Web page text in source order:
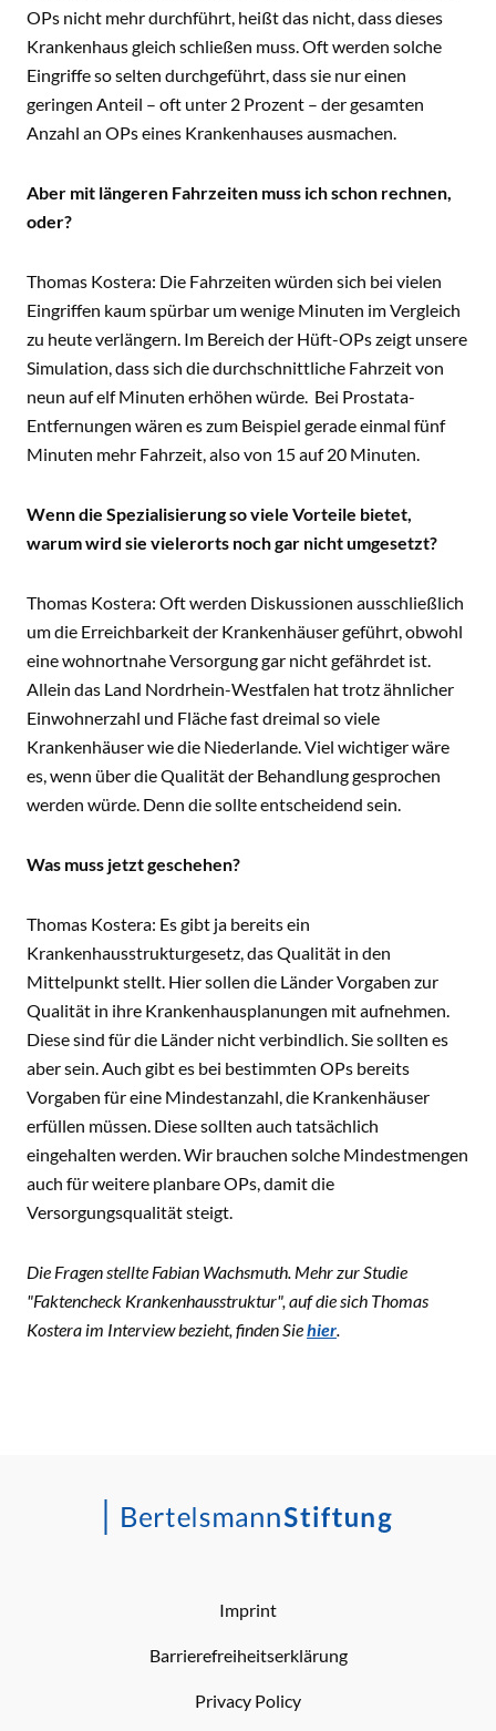
OPs nicht mehr durchführt, heißt das nicht, dass dieses
Krankenhaus gleich schließen muss. Oft werden solche
Eingriffe so selten durchgeführt, dass sie nur einen
geringen Anteil – oft unter 2 Prozent – der gesamten
Anzahl an OPs eines Krankenhauses ausmachen.
Aber mit längeren Fahrzeiten muss ich schon rechnen,
oder?
Thomas Kostera: Die Fahrzeiten würden sich bei vielen
Eingriffen kaum spürbar um wenige Minuten im Vergleich
zu heute verlängern. Im Bereich der Hüft-OPs zeigt unsere
Simulation, dass sich die durchschnittliche Fahrzeit von
neun auf elf Minuten erhöhen würde. Bei Prostata-
Entfernungen wären es zum Beispiel gerade einmal fünf
Minuten mehr Fahrzeit, also von 15 auf 20 Minuten.
Wenn die Spezialisierung so viele Vorteile bietet,
warum wird sie vielerorts noch gar nicht umgesetzt?
Thomas Kostera: Oft werden Diskussionen ausschließlich
um die Erreichbarkeit der Krankenhäuser geführt, obwohl
eine wohnortnahe Versorgung gar nicht gefährdet ist.
Allein das Land Nordrhein-Westfalen hat trotz ähnlicher
Einwohnerzahl und Fläche fast dreimal so viele
Krankenhäuser wie die Niederlande. Viel wichtiger wäre
es, wenn über die Qualität der Behandlung gesprochen
werden würde. Denn die sollte entscheidend sein.
Was muss jetzt geschehen?
Thomas Kostera: Es gibt ja bereits ein
Krankenhausstrukturgesetz, das Qualität in den
Mittelpunkt stellt. Hier sollen die Länder Vorgaben zur
Qualität in ihre Krankenhausplanungen mit aufnehmen.
Diese sind für die Länder nicht verbindlich. Sie sollten es
aber sein. Auch gibt es bei bestimmten OPs bereits
Vorgaben für eine Mindestanzahl, die Krankenhäuser
erfüllen müssen. Diese sollten auch tatsächlich
eingehalten werden. Wir brauchen solche Mindestmengen
auch für weitere planbare OPs, damit die
Versorgungsqualität steigt.
Die Fragen stellte Fabian Wachsmuth. Mehr zur Studie
"Faktencheck Krankenhausstruktur", auf die sich Thomas
Kostera im Interview bezieht, finden Siehier.
Imprint
Barrierefreiheitserklärung
Privacy Policy